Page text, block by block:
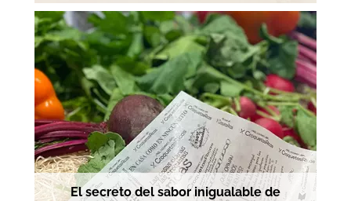
El secreto del sabor inigualable de